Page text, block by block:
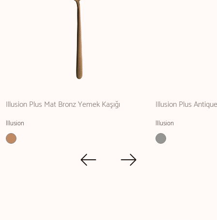
Illusion Plus Mat Bronz Yemek Kaşığı
Illusion
Illusion Plus
Illusion